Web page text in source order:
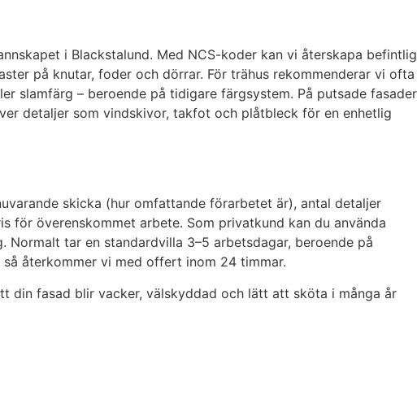
i Blackstalund. Med NCS-koder kan vi återskapa befintlig
på knutar, foder och dörrar. För trähus rekommenderar vi ofta
slamfärg – beroende på tidigare färgsystem. På putsade fasader
detaljer som vindskivor, takfot och plåtbleck för en enhetlig
skicka (hur omfattande förarbetet är), antal detaljer
överenskommet arbete. Som privatkund kan du använda
tar en standardvilla 3–5 arbetsdagar, beroende på
återkommer vi med offert inom 24 timmar.
din fasad blir vacker, välskyddad och lätt att sköta i många år